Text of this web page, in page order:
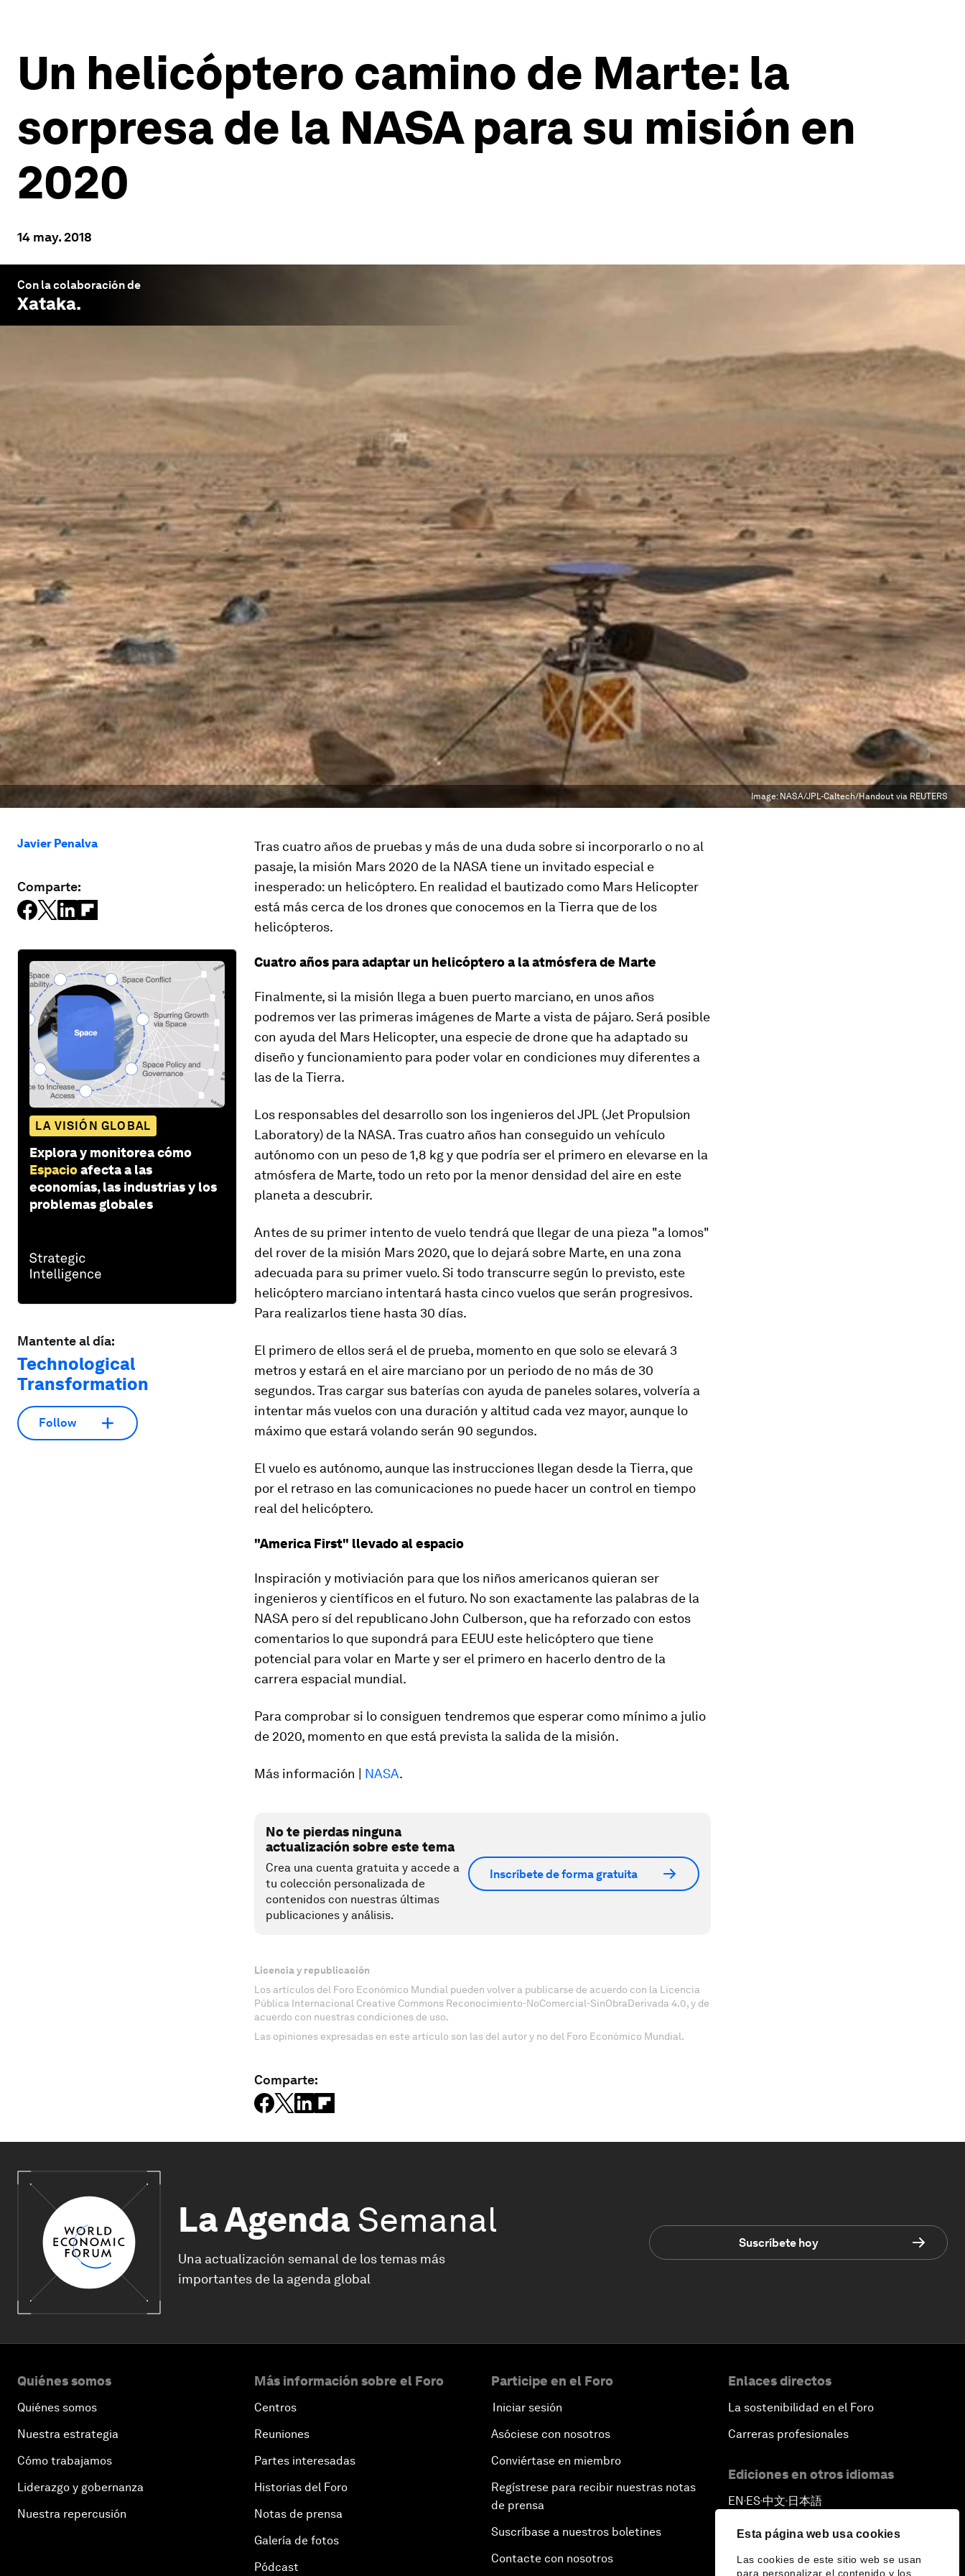
Esta página web usa cookies
Las cookies de este sitio web se usan
para personalizar el contenido y los
Un helicóptero camino de Marte: la
sorpresa de la NASA para su misión en
2020
14 may. 2018
Con la colaboración de
Xataka.
Image: NASA/JPL-Caltech/Handout via REUTERS
Javier Penalva
Comparte:
LA VISIÓN GLOBAL
Explora y monitorea cómo
Espacioafecta a las
economías, las industrias y los
problemas globales
Mantente al día:
Technological
Transformation
Follow
Tras cuatro años de pruebas y más de una duda sobre si incorporarlo o no al
pasaje, la misión Mars 2020 de la NASA tiene un invitado especial e
inesperado: un helicóptero. En realidad el bautizado como Mars Helicopter
está más cerca de los drones que conocemos en la Tierra que de los
helicópteros.
Cuatro años para adaptar un helicóptero a la atmósfera de Marte
Finalmente, si la misión llega a buen puerto marciano, en unos años
podremos ver las primeras imágenes de Marte a vista de pájaro. Será posible
con ayuda del Mars Helicopter, una especie de drone que ha adaptado su
diseño y funcionamiento para poder volar en condiciones muy diferentes a
las de la Tierra.
Los responsables del desarrollo son los ingenieros del JPL (Jet Propulsion
Laboratory) de la NASA. Tras cuatro años han conseguido un vehículo
autónomo con un peso de 1,8 kg y que podría ser el primero en elevarse en la
atmósfera de Marte, todo un reto por la menor densidad del aire en este
planeta a descubrir.
Antes de su primer intento de vuelo tendrá que llegar de una pieza "a lomos"
del rover de la misión Mars 2020, que lo dejará sobre Marte, en una zona
adecuada para su primer vuelo. Si todo transcurre según lo previsto, este
helicóptero marciano intentará hasta cinco vuelos que serán progresivos.
Para realizarlos tiene hasta 30 días.
El primero de ellos será el de prueba, momento en que solo se elevará 3
metros y estará en el aire marciano por un periodo de no más de 30
segundos. Tras cargar sus baterías con ayuda de paneles solares, volvería a
intentar más vuelos con una duración y altitud cada vez mayor, aunque lo
máximo que estará volando serán 90 segundos.
El vuelo es autónomo, aunque las instrucciones llegan desde la Tierra, que
por el retraso en las comunicaciones no puede hacer un control en tiempo
real del helicóptero.
"America First" llevado al espacio
Inspiración y motiviación para que los niños americanos quieran ser
ingenieros y científicos en el futuro. No son exactamente las palabras de la
NASA pero sí del republicano John Culberson, que ha reforzado con estos
comentarios lo que supondrá para EEUU este helicóptero que tiene
potencial para volar en Marte y ser el primero en hacerlo dentro de la
carrera espacial mundial.
Para comprobar si lo consiguen tendremos que esperar como mínimo a julio
de 2020, momento en que está prevista la salida de la misión.
Más información | NASA.
No te pierdas ninguna
actualización sobre este tema
Crea una cuenta gratuita y accede a
tu colección personalizada de
contenidos con nuestras últimas
publicaciones y análisis.
Inscríbete de forma gratuita
Licencia y republicación
Los artículos del Foro Económico Mundial pueden volver a publicarse de acuerdo con la Licencia
Pública Internacional Creative Commons Reconocimiento-NoComercial-SinObraDerivada 4.0, y de
acuerdo con nuestras condiciones de uso.
Las opiniones expresadas en este artículo son las del autor y no del Foro Económico Mundial.
Comparte:
La Agenda Semanal
Una actualización semanal de los temas más
importantes de la agenda global
Suscríbete hoy
Quiénes somos
Quiénes somos
Nuestra estrategia
Cómo trabajamos
Liderazgo y gobernanza
Nuestra repercusión
Más información sobre el Foro
Centros
Reuniones
Partes interesadas
Historias del Foro
Notas de prensa
Galería de fotos
Pódcast
Participe en el Foro
Iniciar sesión
Asóciese con nosotros
Conviértase en miembro
Regístrese para recibir nuestras notas
de prensa
Suscríbase a nuestros boletines
Contacte con nosotros
Enlaces directos
La sostenibilidad en el Foro
Carreras profesionales
Ediciones en otros idiomas
EN ▪ES▪中文▪ 日本語